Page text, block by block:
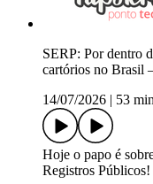
SERP: Por dentro
cartórios no Brasil
14/07/2026
53
Hoje o papo é
Registros Públicos!